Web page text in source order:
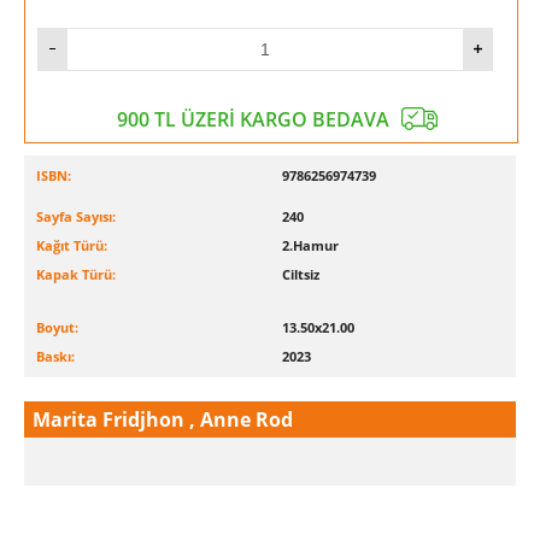
900 TL ÜZERİ KARGO BEDAVA
ISBN: 9786256974739
Sayfa Sayısı:
240
Kağıt Türü:
2.Hamur
Kapak Türü:
Ciltsiz
Boyut:
13.50x21.00
Baskı:
2023
Marita Fridjhon , Anne Rod